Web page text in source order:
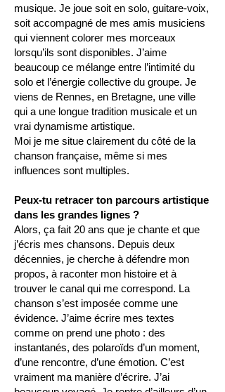
musique. Je joue soit en solo, guitare-voix,
soit accompagné de mes amis musiciens
qui viennent colorer mes morceaux
lorsqu’ils sont disponibles. J’aime
beaucoup ce mélange entre l’intimité du
solo et l’énergie collective du groupe. Je
viens de Rennes, en Bretagne, une ville
qui a une longue tradition musicale et un
vrai dynamisme artistique.
Moi je me situe clairement du côté de la
chanson française, même si mes
influences sont multiples.
Peux-tu retracer ton parcours artistique
dans les grandes lignes ?
Alors, ça fait 20 ans que je chante et que
j’écris mes chansons. Depuis deux
décennies, je cherche à défendre mon
propos, à raconter mon histoire et à
trouver le canal qui me correspond. La
chanson s’est imposée comme une
évidence. J’aime écrire mes textes
comme on prend une photo : des
instantanés, des polaroïds d’un moment,
d’une rencontre, d’une émotion. C’est
vraiment ma manière d’écrire. J’ai